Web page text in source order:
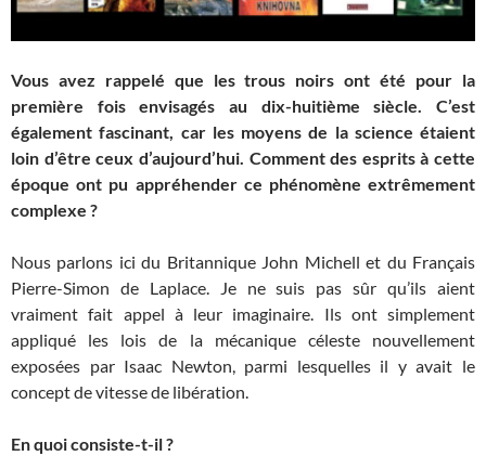
Vous avez rappelé que les trous noirs ont été pour la
première fois envisagés au dix-huitième siècle. C’est
également fascinant, car les moyens de la science étaient
loin d’être ceux d’aujourd’hui. Comment des esprits à cette
époque ont pu appréhender ce phénomène extrêmement
complexe ?
Nous parlons ici du Britannique John Michell et du Français
Pierre-Simon de Laplace. Je ne suis pas sûr qu’ils aient
vraiment fait appel à leur imaginaire. Ils ont simplement
appliqué les lois de la mécanique céleste nouvellement
exposées par Isaac Newton, parmi lesquelles il y avait le
concept de vitesse de libération.
En quoi consiste-t-il ?